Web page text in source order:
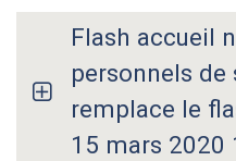
Flash accueil
personnels de
remplace le
15 mars 2020